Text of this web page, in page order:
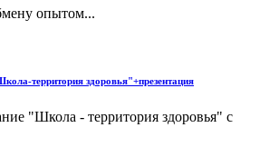
опытом...
территория здоровья"+презентация
"Школа - территория здоровья" с